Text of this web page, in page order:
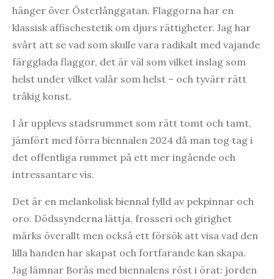
hänger över Österlånggatan. Flaggorna har en
klassisk affischestetik om djurs rättigheter. Jag har
svårt att se vad som skulle vara radikalt med vajande
färgglada flaggor, det är väl som vilket inslag som
helst under vilket valår som helst – och tyvärr rätt
tråkig konst.
I år upplevs stadsrummet som rätt tomt och tamt,
jämfört med förra biennalen 2024 då man tog tag i
det offentliga rummet på ett mer ingående och
intressantare vis.
Det är en melankolisk biennal fylld av pekpinnar och
oro. Dödssynderna lättja, frosseri och girighet
märks överallt men också ett försök att visa vad den
lilla handen har skapat och fortfarande kan skapa.
Jag lämnar Borås med biennalens röst i örat: jorden